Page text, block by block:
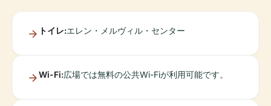
トイレ:エレン・メルヴィル・センター
Wi-Fi:広場では無料の公共Wi-Fiが利用可能です。